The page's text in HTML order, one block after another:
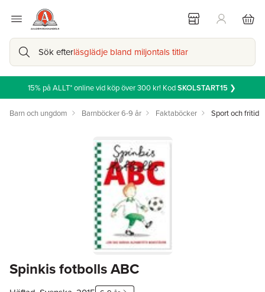
Sök efterläsglädje bland miljontals titlar
15% på ALLT* online vid köp över 300 kr! KodSKOLSTART15❯
Barn och ungdom Barnböcker 6-9 år Faktaböcker Sport och fritid
Spinkis fotbolls ABC